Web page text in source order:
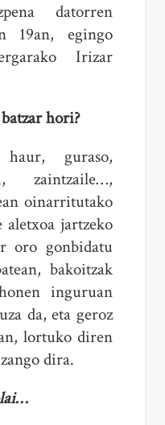
datorren
19an, egingo
Irizar
hori?
haur, guraso,
zaintzaile…,
oinarritutako
aletxoa jartzeko
oro gonbidatu
bakoitzak
inguruan
da, eta geroz
lortuko diren
dira.